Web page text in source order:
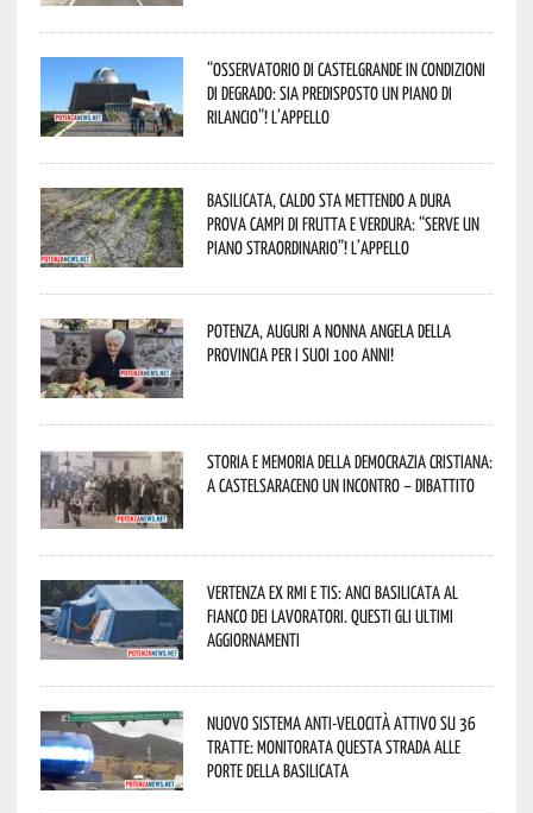
“Osservatorio di Castelgrande in condizioni
di degrado: sia predisposto un piano di
rilancio”! L’appello
Basilicata, caldo sta mettendo a dura
prova campi di frutta e verdura: “Serve un
piano straordinario”! L’appello
Potenza, auguri a nonna Angela della
provincia per i suoi 100 anni!
Storia e memoria della Democrazia Cristiana:
a Castelsaraceno un incontro – dibattito
Vertenza ex RMI e TIS: ANCI Basilicata al
fianco dei lavoratori. Questi gli ultimi
aggiornamenti
Nuovo sistema anti-velocità attivo su 36
tratte: monitorata questa strada alle
porte della Basilicata